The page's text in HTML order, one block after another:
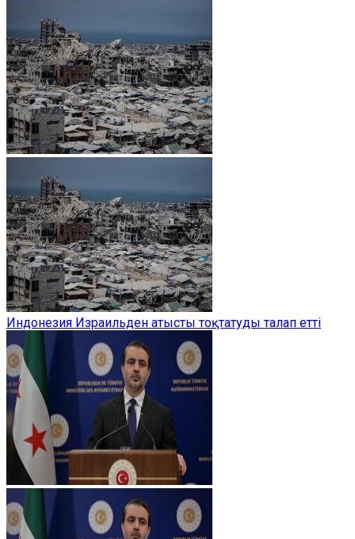
Индонезия Израильден атысты тоқтатуды талап етті